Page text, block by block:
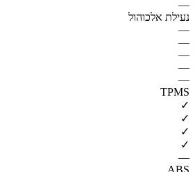
—
נעילת אלכוהול
—
—
—
—
—
TPMS
✓
✓
✓
✓
—
ABS